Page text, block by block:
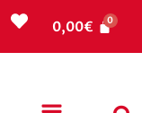
0,00€